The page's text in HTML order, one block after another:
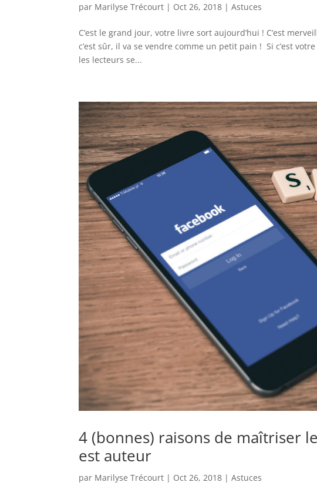
par Marilyse Trécourt | Oct 26, 2018 |Astuces
C’est le grand jour, votre livre sort aujourd’hui ! C’est
c’est sûr, il va se vendre comme un petit pain ! Si c’est
les lecteurs se...
4 (bonnes) raisons de maîtriser
est auteur
par Marilyse Trécourt | Oct 26, 2018 |Astuces